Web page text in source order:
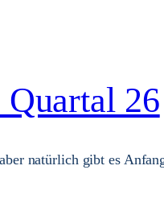
Quartal 26
natürlich gibt es